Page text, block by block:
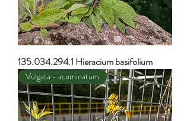
135.034.294.1 Hieracium basifolium
Vulgata - acuminatum